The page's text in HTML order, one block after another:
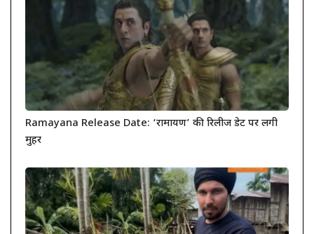
Ramayana Release Date: ‘रामायण’ की रिलीज डेट पर लगी
मुहर